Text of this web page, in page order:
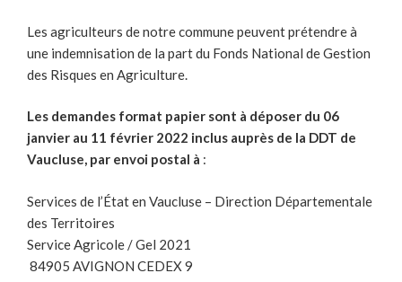
Les agriculteurs de notre commune peuvent prétendre à
une indemnisation de la part du Fonds National de Gestion
des Risques en Agriculture.
Les demandes format papier sont à déposer du 06
janvier au 11 février 2022 inclus auprès de la DDT de
Vaucluse, par envoi postal à :
Services de l’État en Vaucluse – Direction Départementale
des Territoires
Service Agricole / Gel 2021
84905 AVIGNON CEDEX 9